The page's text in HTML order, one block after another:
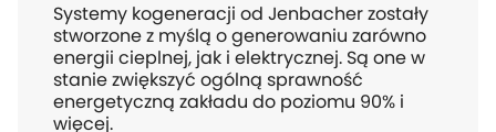
Systemy kogeneracji od Jenbacher zostały
stworzone z myślą o generowaniu zarówno
energii cieplnej, jak i elektrycznej. Są one w
stanie zwiększyć ogólną sprawność
energetyczną zakładu do poziomu 90% i
więcej.